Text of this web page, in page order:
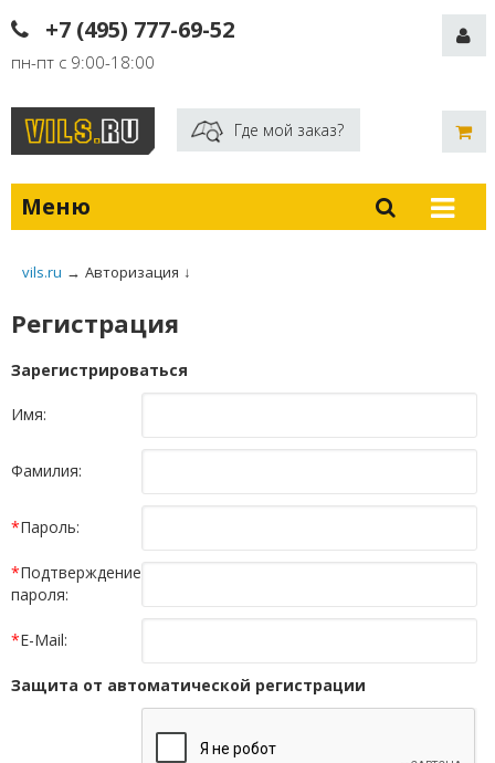
+7 (495) 777-69-52
пн-пт с 9:00-18:00
Где мой заказ?
Меню
vils.ru → Авторизация ↓
Регистрация
Зарегистрироваться
Имя:
Фамилия:
*Пароль:
*Подтверждение
пароля:
*E-Mail:
Защита от автоматической регистрации